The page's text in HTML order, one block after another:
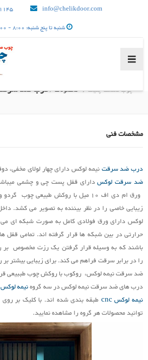
info@chelikdoor.com
شنبه تا پنج شنبه: 8:00 - 17:00
محصولات
درخواست نمایندگی
مقالات
درباره ما
تماس با ما
چوب صنعت چلیک /محصولات/درب ضد
مشخصات فنی
درب ضد سرقتنیمه لوکس دارای چهار لولای مخفی،
ضد سرقت لوکسدارای قفل پست چی و چشمی
ورق ام دی اف 10 میل با روکش طبیعی
زیبایی خاصی را در نظر بیننده به تصویر می کشد.
لوکس دارای ورق فولادی کامل به صورت شبکه ای
حرارتی در بین شبکه ها قرار گرفته اند. تمامی قفل
باشند که به وسیله قرار گرفتن یک رزت مخصوص بر
را در برابر سرقت فراهم می کند. برای زیبایی بیشتر
ضد سرقت نیمه لوکس، روکوب با روکش چوب طببیعی
درب های ضد سرقت نیمه لوکس در سه گروهنیمه
نیمه لوکس cnc
طبقه بندی شده اند. با کلیک بر
توانید محصولات هر گروه را مشاهده نمایید.